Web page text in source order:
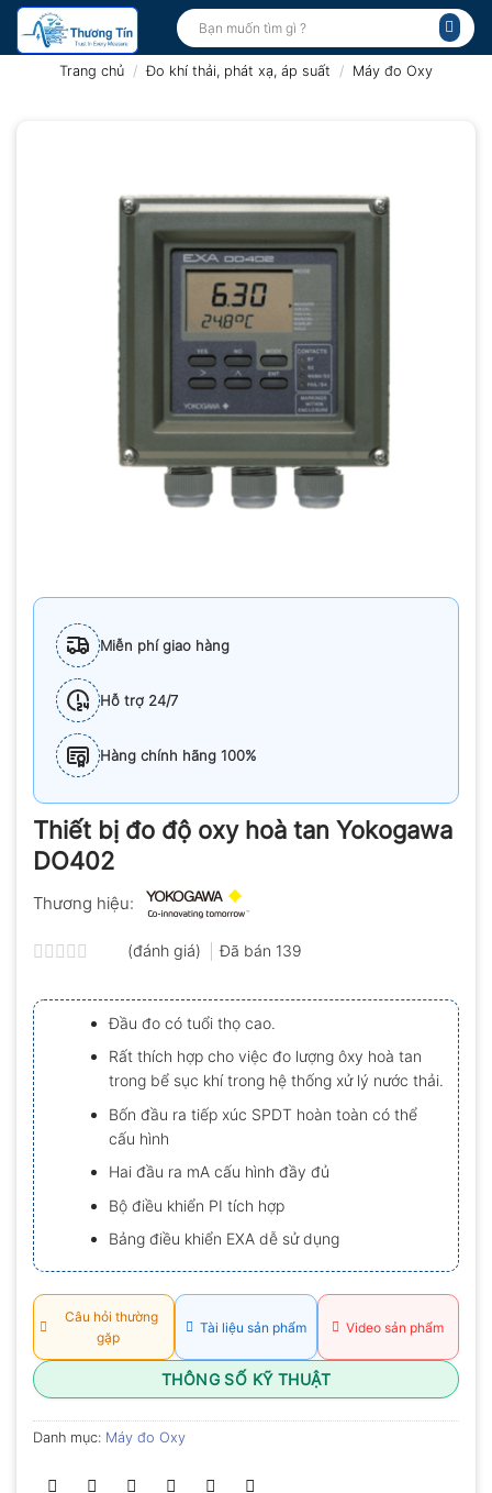
Bỏ
qua
Tìm
kiếm:
Trang chủ / Đo khí thải, phát xạ, áp suất / Máy đo Oxy
Miễn phí giao hàng
Hỗ trợ 24/7
Hàng chính hãng 100%
Thiết bị đo độ oxy hoà tan Yokogawa
DO402
Thương hiệu:
xếp
hạng
0.0
5
sao
(đánh giá) Đã bán 139
Đầu đo có tuổi thọ cao.
Rất thích hợp cho việc đo lượng ôxy hoà tan
trong bể sục khí trong hệ thống xử lý nước thải.
Bốn đầu ra tiếp xúc SPDT hoàn toàn có thể
cấu hình
Hai đầu ra mA cấu hình đầy đủ
Bộ điều khiển PI tích hợp
Bảng điều khiển EXA dễ sử dụng
Câu hỏi thường
gặp
Tài liệu sản phẩm Video sản phẩm
THÔNG SỐ KỸ THUẬT
Danh mục: Máy đo Oxy